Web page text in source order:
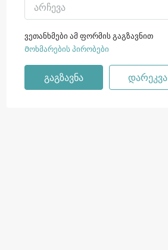
არჩევა
ვეთანხმები ამ ფორმის გაგზავნით
Მოხმარების პირობები
გაგზავნა დარეკვა